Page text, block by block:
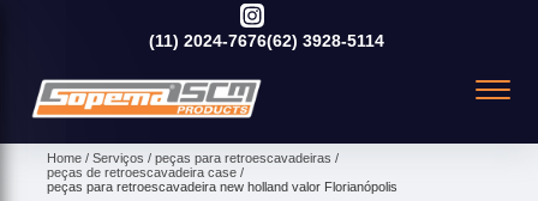
(11) 2024-7676(62) 3928-5114
Home Serviços
peças para retroescavadeiras
peças de retroescavadeira case
peças para retroescavadeira new holland valor Florianópolis